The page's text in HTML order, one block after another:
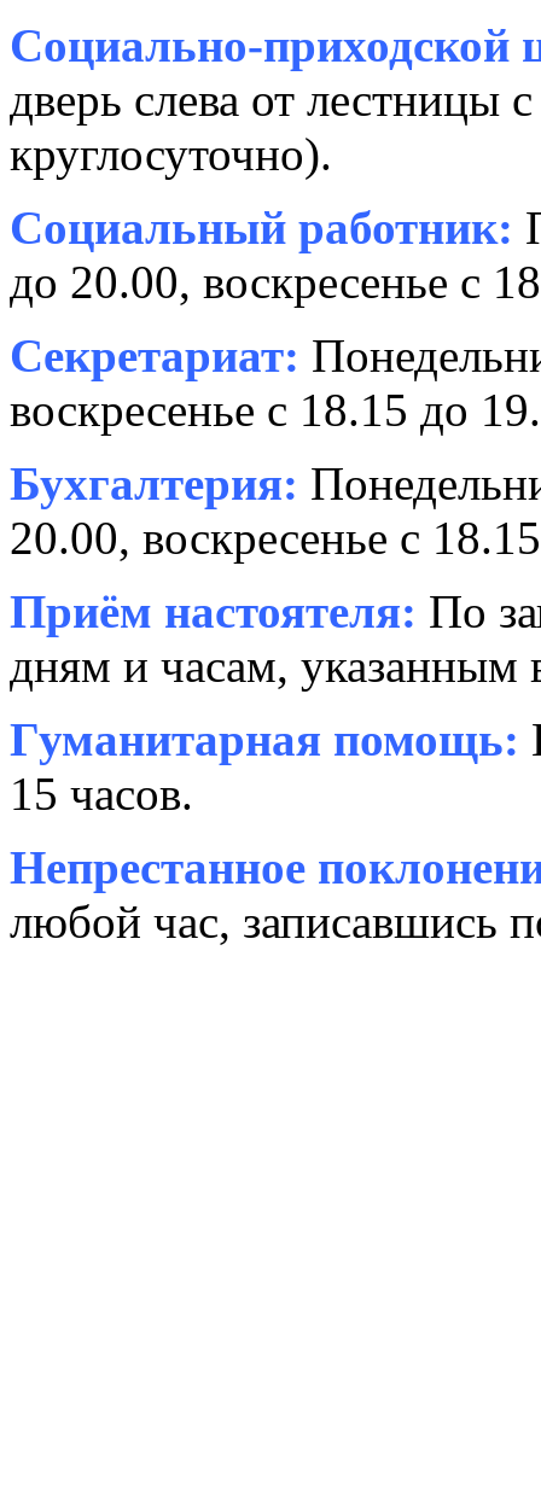
Социально-приходской
дверь слева от лестницы
круглосуточно).
Социальный работник:
до 20.00, воскресенье с
Секретариат:
воскресенье с 18.15 до
Бухгалтерия:
20.00, воскресенье с
Приём настоятеля: По
дням и часам, указанным
Гуманитарная помощь:
15 часов.
Непрестанное
любой час, записавшись